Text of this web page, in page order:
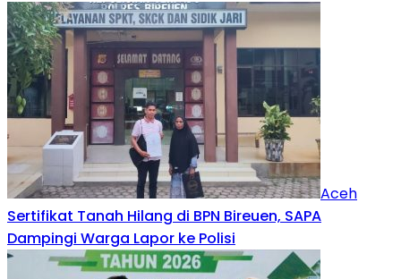
Aceh
Sertifikat Tanah Hilang di BPN Bireuen, SAPA
Dampingi Warga Lapor ke Polisi